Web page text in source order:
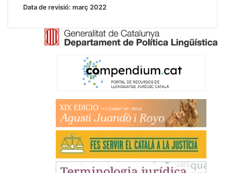
Data de revisió: març 2022